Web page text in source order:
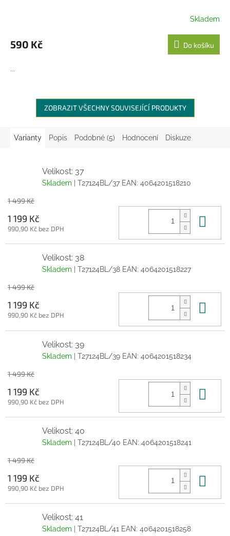
Skladem
590 Kč Do košíku
...
ZOBRAZIT VŠECHNY SOUVISEJÍCÍ PRODUKTY
Varianty Popis Podobné (5) Hodnocení Diskuze
Velikost: 37
Skladem | T27124BL/37 EAN: 4064201518210
1 499 Kč
1 199 Kč
990,90 Kč bez DPH
Velikost: 38
Skladem | T27124BL/38 EAN: 4064201518227
1 499 Kč
1 199 Kč
990,90 Kč bez DPH
Velikost: 39
Skladem | T27124BL/39 EAN: 4064201518234
1 499 Kč
1 199 Kč
990,90 Kč bez DPH
Velikost: 40
Skladem | T27124BL/40 EAN: 4064201518241
1 499 Kč
1 199 Kč
990,90 Kč bez DPH
Velikost: 41
Skladem | T27124BL/41 EAN: 4064201518258